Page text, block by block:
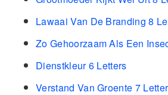
Lawaai Van De Branding 8
Zo Gehoorzaam Als Een
Dienstkleur 6 Letters
Verstand Van Groente 7